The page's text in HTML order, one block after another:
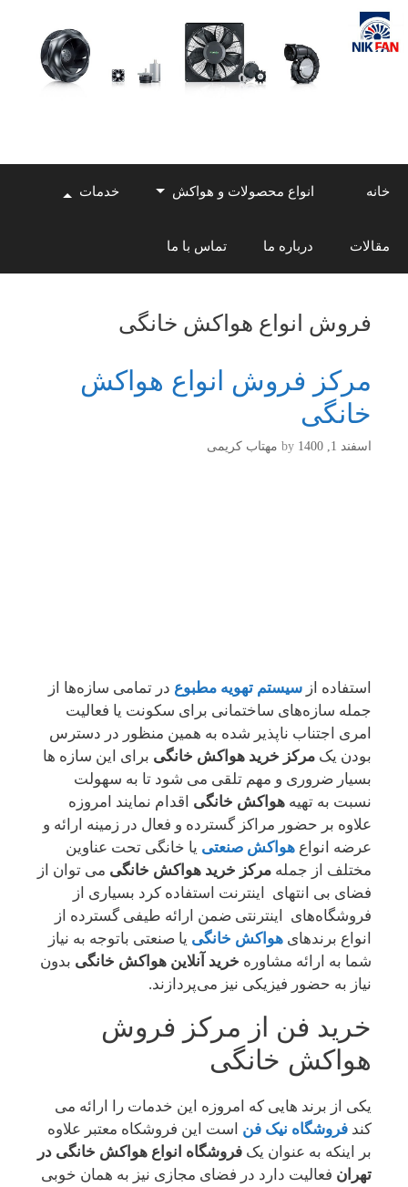
Skip
content
خانه انواع محصولات و هواکش خدمات
مقالات درباره ما تماس با ما
فروش انواع هواکش خانگی
مرکز فروش انواع هواکش
خانگی
اسفند 1, 1400 by مهتاب کریمی
استفاده از سیستم تهویه مطبوع در تمامی سازه‌ها از
جمله سازه‌های ساختمانی برای سکونت یا فعالیت
امری اجتناب ناپذیر شده به همین منظور در دسترس
بودن یک مرکز خرید هواکش خانگی برای این سازه ها
بسیار ضروری و مهم تلقی می شود تا به سهولت
نسبت به تهیه هواکش خانگی اقدام نمایند امروزه
علاوه بر حضور مراکز گسترده و فعال در زمینه ارائه و
عرضه انواع هواکش صنعتی یا خانگی تحت عناوین
مختلف از جمله مرکز خرید هواکش خانگی می توان از
فضای بی انتهای اینترنت استفاده کرد بسیاری از
فروشگاه‌های اینترنتی ضمن ارائه طیفی گسترده از
انواع برندهای هواکش خانگی یا صنعتی باتوجه به نیاز
شما به ارائه مشاوره خرید آنلاین هواکش خانگی بدون
نیاز به حضور فیزیکی نیز می‌پردازند.
خرید فن از مرکز فروش
هواکش خانگی
یکی از برند هایی که امروزه این خدمات را ارائه می
کند فروشگاه نیک فن است این فروشکاه معتبر علاوه
بر اینکه به عنوان یک فروشگاه انواع هواکش خانگی در
تهران فعالیت دارد در فضای مجازی نیز به همان خوبی